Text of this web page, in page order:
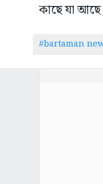
কাছে যা আছে
#bartaman